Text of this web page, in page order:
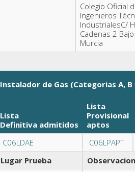
Colegio Oficial
Ingenieros
IndustrialesC/
Cadenas 2
Murcia
Instalador de Gas (Categorias A, B
Lista
Definitiva admitidos
Lista
Provisional
aptos
C06LDAE
C06LPAPT
Lugar Prueba